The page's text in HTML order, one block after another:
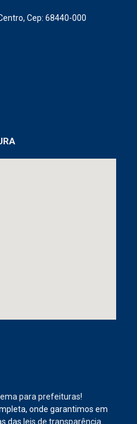
Cep: 68440-000
para prefeituras!
onde garantimos em
das leis de transparência